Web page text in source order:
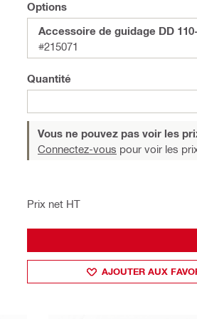
Options
Accessoire de guidage DD
#215071
Quantité
Vous ne pouvez pas voir les
Connectez-vous pour voir les
Prix net HT
AJOUTER AUX